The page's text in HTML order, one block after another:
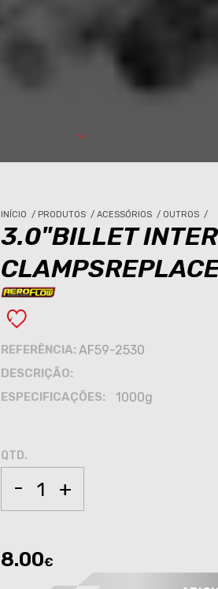
INÍCIO / PRODUTOS / ACESSÓRIOS / OUTROS /
3.0"BILLET
REFERÊNCIA: AF59-2530
DESCRIÇÃO:
ESPECIFICAÇÕES:
1000g
QTD.
- +
8.00€